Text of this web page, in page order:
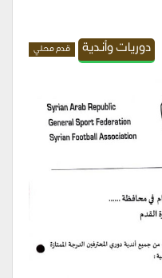
دوريات وأندية قدم محلي